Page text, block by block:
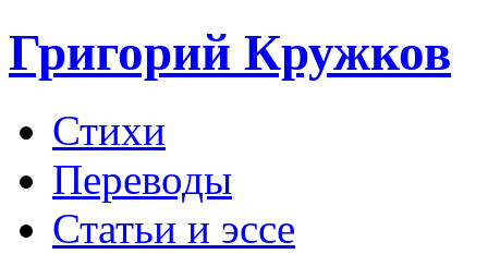
Григорий Кружков
Стихи
Переводы
Статьи и эссе